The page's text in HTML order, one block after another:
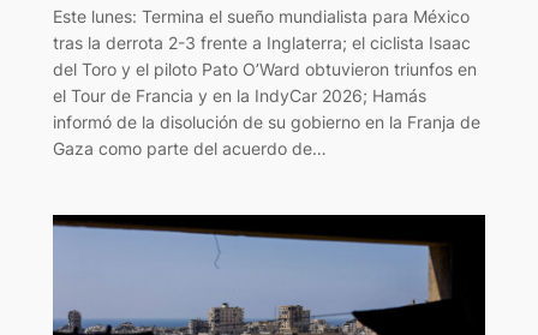
Este lunes: Termina el sueño mundialista para México
tras la derrota 2-3 frente a Inglaterra; el ciclista Isaac
del Toro y el piloto Pato O’Ward obtuvieron triunfos en
el Tour de Francia y en la IndyCar 2026; Hamás
informó de la disolución de su gobierno en la Franja de
Gaza como parte del acuerdo de…